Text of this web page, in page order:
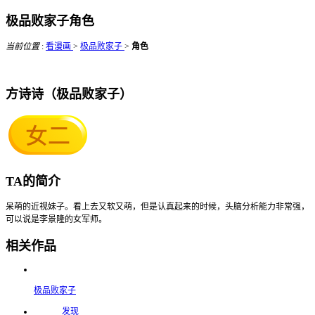
极品败家子角色
当前位置: 看漫画 > 极品败家子 > 角色
方诗诗（极品败家子）
TA的简介
呆萌的近视妹子。看上去又软又萌，但是认真起来的时候，头脑分析能力非常强，
可以说是李景隆的女军师。
相关作品
极品败家子
发现